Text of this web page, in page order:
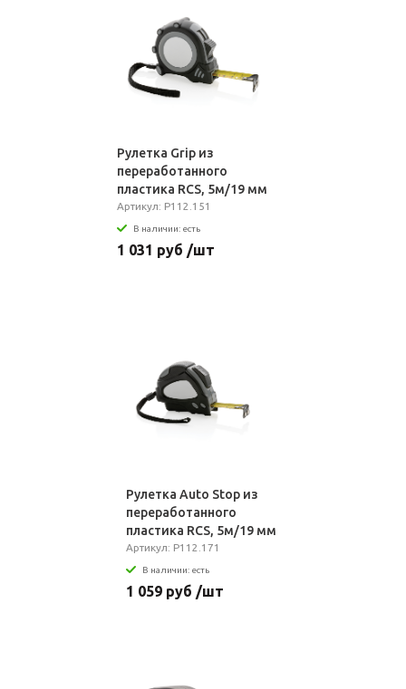
Рулетка Grip из
переработанного
пластика RCS, 5м/19 мм
Артикул: P112.151
В наличии: есть
1 031 руб /шт
Рулетка Auto Stop из
переработанного
пластика RCS, 5м/19 мм
Артикул: P112.171
В наличии: есть
1 059 руб /шт